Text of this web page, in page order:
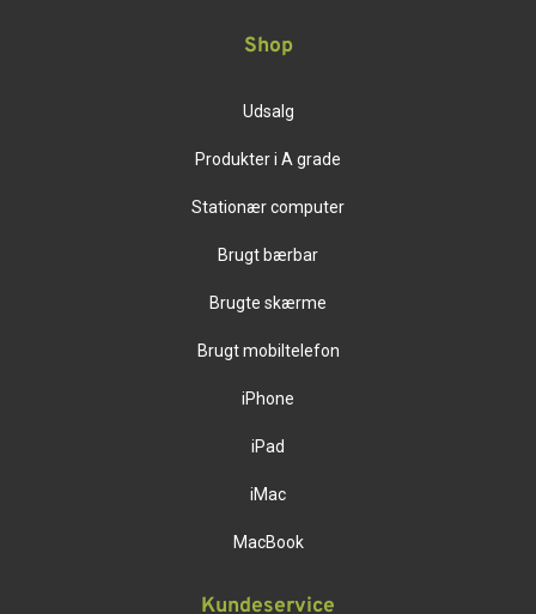
Shop
Udsalg
Produkter i A grade
Stationær computer
Brugt bærbar
Brugte skærme
Brugt mobiltelefon
iPhone
iPad
iMac
MacBook
Kundeservice